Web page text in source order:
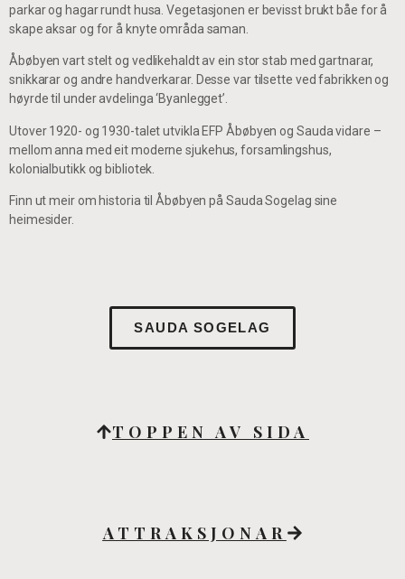
parkar og hagar rundt husa. Vegetasjonen er bevisst brukt båe for å
skape aksar og for å knyte områda saman.
Åbøbyen vart stelt og vedlikehaldt av ein stor stab med gartnarar,
snikkarar og andre handverkarar. Desse var tilsette ved fabrikken og
høyrde til under avdelinga ‘Byanlegget’.
Utover 1920- og 1930-talet utvikla EFP Åbøbyen og Sauda vidare –
mellom anna med eit moderne sjukehus, forsamlingshus,
kolonialbutikk og bibliotek.
Finn ut meir om historia til Åbøbyen på Sauda Sogelag sine
heimesider.
SAUDA SOGELAG
TOPPEN AV SIDA
ATTRAKSJONAR